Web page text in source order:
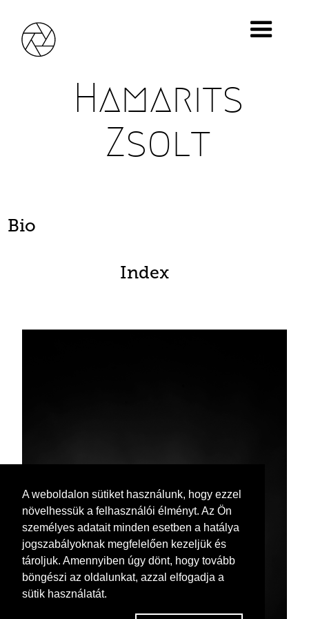
A weboldalon sütiket használunk, hogy ezzel
növelhessük a felhasználói élményt. Az Ön
személyes adatait minden esetben a hatálya
jogszabályoknak megfelelően kezeljük és
tároljuk. Amennyiben úgy dönt, hogy tovább
böngészi az oldalunkat, azzal elfogadja a
sütik használatát.
Hamarits
Zsolt
Bio
Index